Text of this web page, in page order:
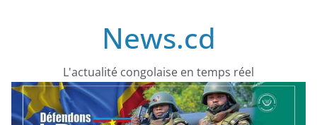
News.cd
L'actualité congolaise en temps réel